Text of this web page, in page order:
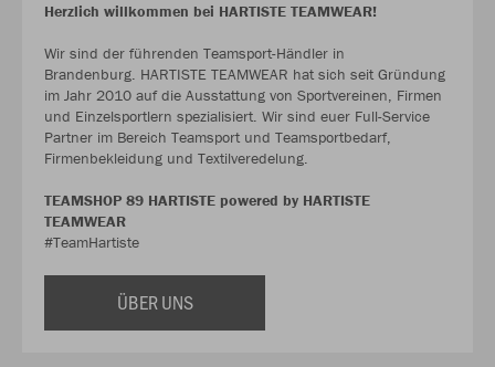
Herzlich willkommen bei HARTISTE TEAMWEAR!
Wir sind der führenden Teamsport-Händler in
Brandenburg. HARTISTE TEAMWEAR hat sich seit Gründung
im Jahr 2010 auf die Ausstattung von Sportvereinen, Firmen
und Einzelsportlern spezialisiert. Wir sind euer Full-Service
Partner im Bereich Teamsport und Teamsportbedarf,
Firmenbekleidung und Textilveredelung.
TEAMSHOP 89 HARTISTE powered by HARTISTE
TEAMWEAR
#TeamHartiste
ÜBER UNS